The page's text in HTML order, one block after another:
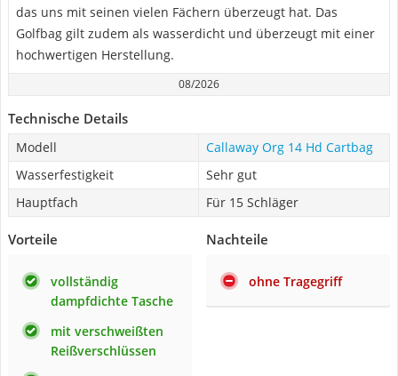
das uns mit seinen vielen Fächern überzeugt hat. Das
Golfbag gilt zudem als wasserdicht und überzeugt mit einer
hochwertigen Herstellung.
08/2026
Technische Details
Modell
Callaway Org 14 Hd Cartbag
Wasserfestigkeit
Sehr gut
Hauptfach
Für 15 Schläger
Vorteile
vollständig
dampfdichte Tasche
mit verschweißten
Reißverschlüssen
Nachteile
ohne Tragegriff